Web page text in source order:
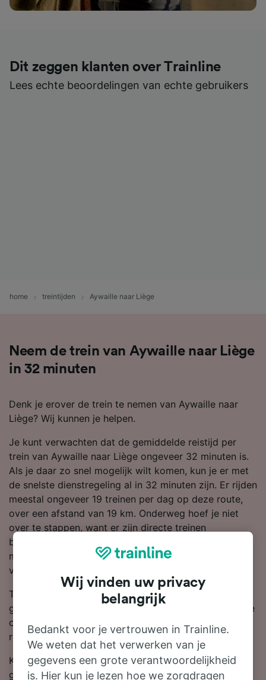
Dit zeggen klanten over Trainline
Lees echte beoordelingen van echte gebruikers
home treintijden Aywaille naar Liège
Neem de trein van Aywaille naar Liège
in 32 minuten
Denk je erover de trein te nemen van Aywaille naar
Liège? Wij kunnen je helpen.
Je kunt verwachten dat de gemiddelde reistijd per
trein van Aywaille naar Liège ongeveer 32 minuten is.
Als je daar zo snel mogelijk wilt komen, kun je er met
de snelste dienstregeling al in 32 minuten zijn. Er rijden
meestal ongeveer 19 treinen per dag op deze route,
over een afstand van 19 km. Onderweg hoef je niet
over te stappen, want er zijn directe treinen
beschikbaar van Aywaille naar Liège. Je kunt reizen
met een trein van SNCB, want zij zijn het grootste
vervoersbedrijf op deze route.
Treinkaartjes van Aywaille naar Liège zijn meestal
goedkoper als je van tevoren boekt dan wanneer je ze
op dezelfde dag koopt. Begin een zoekopdracht in de
reisplanner om de laatste prijzen te bekijken.
Klaar om te boeken? Zoek vandaag nog bij ons naar
goedkope treinkaartjes. Lees verder voor meer
Wij vinden uw privacy
belangrijk
Bedankt voor je vertrouwen in Trainline.
We weten dat het verwerken van je
gegevens een grote verantwoordelijkheid
is. Hier kun je lezen hoe we zorgdragen